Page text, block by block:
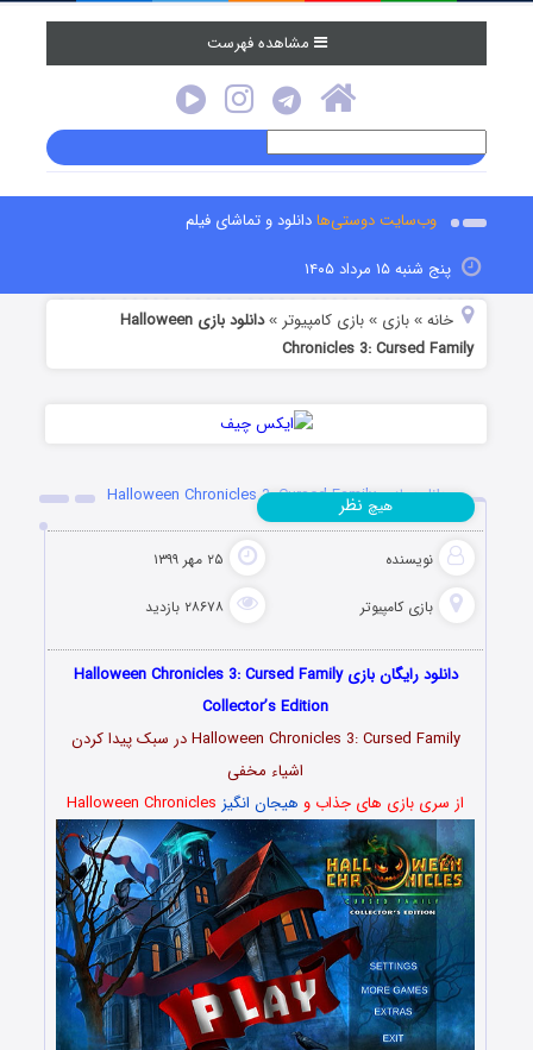
مشاهده فهرست
وب‌سایت دوستی‌هادانلود و تماشای فیلم
پنج شنبه ۱۵ مرداد ۱۴۰۵
خانه »بازی »بازی کامپیوتر »
دانلود بازی Halloween
Chronicles 3: Cursed Family
دانلود بازی Halloween Chronicles 3: Cursed Family
نویسنده ۲۵ مهر ۱۳۹۹
بازی کامپیوتر ۲۸۶۷۸ بازدید
هیچ نظر
دانلود رایگان بازی Halloween Chronicles 3: Cursed Family
Collector’s Edition
Halloween Chronicles 3: Cursed Family در سبک پیدا کردن
اشیاء مخفی
از سری بازی های جذاب و هیجان انگیز